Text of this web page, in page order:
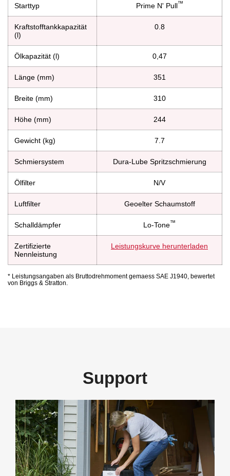
Starttyp Prime N' Pull™
Kraftstofftankkapazität
(l)
0.8
Ölkapazität (l) 0,47
Länge (mm) 351
Breite (mm) 310
Höhe (mm) 244
Gewicht (kg) 7.7
Schmiersystem Dura-Lube Spritzschmierung
Ölfilter N/V
Luftfilter Geoelter Schaumstoff
Schalldämpfer Lo-Tone™
Zertifizierte
Nennleistung
Leistungskurve herunterladen
* Leistungsangaben als Bruttodrehmoment gemaess SAE J1940, bewertet
von Briggs & Stratton.
Support